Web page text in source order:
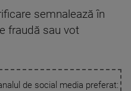
semnalează în
fraudă sau vot
de social media preferat: